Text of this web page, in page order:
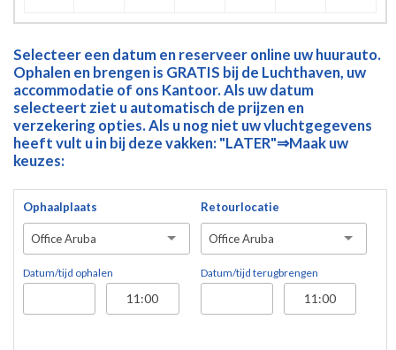
Selecteer een datum en reserveer online uw huurauto.
Ophalen en brengen is GRATIS bij de Luchthaven, uw
accommodatie of ons Kantoor. Als uw datum
selecteert ziet u automatisch de prijzen en
verzekering opties. Als u nog niet uw vluchtgegevens
heeft vult u in bij deze vakken: "LATER"⇒Maak uw
keuzes:
Ophaalplaats
Office Aruba
Datum/tijd ophalen
Retourlocatie
Office Aruba
Datum/tijd terugbrengen